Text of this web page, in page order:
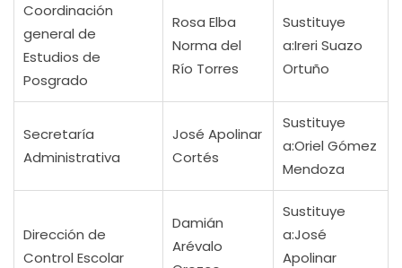
Coordinación
general de
Estudios de
Posgrado
Rosa Elba
Norma del
Río Torres
Sustituye
a:Ireri Suazo
Ortuño
Secretaría
Administrativa
José Apolinar
Cortés
Sustituye
a:Oriel Gómez
Mendoza
Dirección de
Control Escolar
Damián
Arévalo
Sustituye
a:José
Apolinar